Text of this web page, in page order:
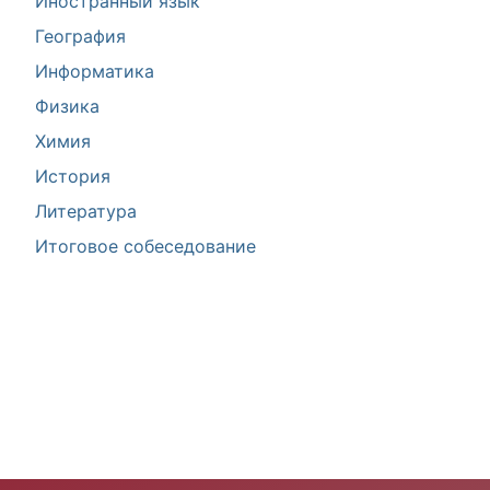
География
Информатика
Физика
Химия
История
Литература
Итоговое собеседование